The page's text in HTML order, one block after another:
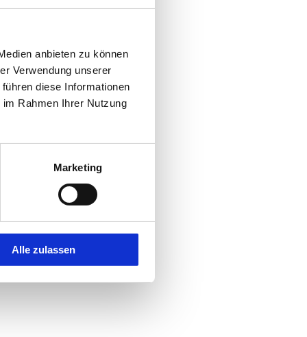
anbieten zu können
Verwendung unserer
diese Informationen
Rahmen Ihrer Nutzung
Marketing
Alle zulassen